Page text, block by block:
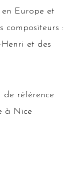
Europe et
compositeurs :
Henri et des
de référence
à Nice